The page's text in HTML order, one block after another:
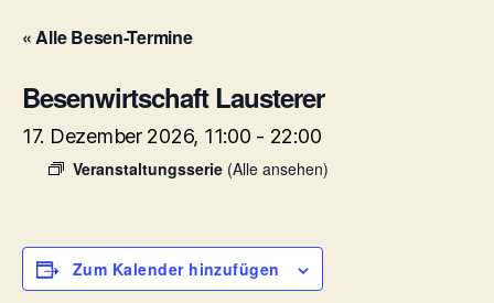
« Alle Besen-Termine
Besenwirtschaft Lausterer
17. Dezember 2026, 11:00 - 22:00
Veranstaltungsserie (Alle ansehen)
Zum Kalender hinzufügen